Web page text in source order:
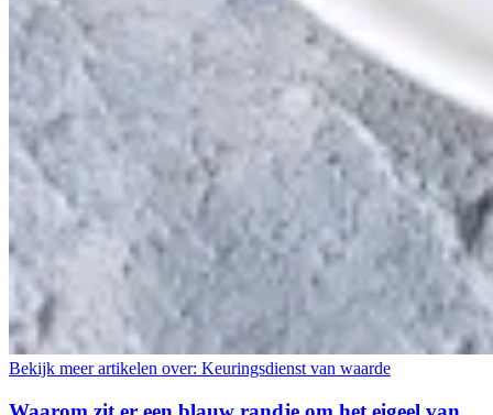
Bekijk meer artikelen over: Keuringsdienst van waarde